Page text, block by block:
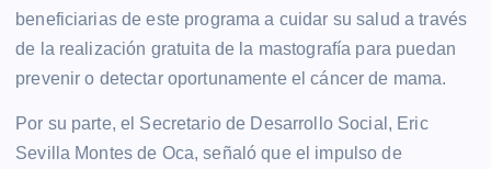
beneficiarias de este programa a cuidar su salud a través
de la realización gratuita de la mastografía para puedan
prevenir o detectar oportunamente el cáncer de mama.
Por su parte, el Secretario de Desarrollo Social, Eric
Sevilla Montes de Oca, señaló que el impulso de